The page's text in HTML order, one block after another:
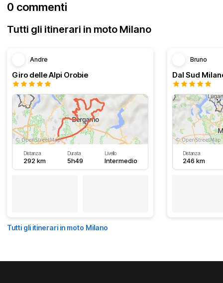
0 commenti
Tutti gli itinerari in moto Milano
Andre
Giro delle Alpi Orobie
Distanza
292 km
Durata
5h49
Livello
Intermedio
Bruno
Distanza
246 km
Tutti gli itinerari in moto Milano